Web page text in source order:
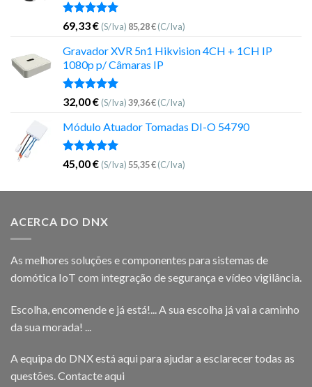
Avaliação
5.00
de 5
69,33€ (S/Iva) 85,28€(C/Iva)
Gravador XVR 5n1 Hikvision 4CH + 1CH IP
1080p p/ Câmaras IP
Avaliação
5.00
de 5
32,00€ (S/Iva)39,36€(C/Iva)
Módulo Atuador Tomadas DI-O 54790
Avaliação
5.00
de 5
45,00€ (S/Iva)55,35€(C/Iva)
ACERCA DO DNX
As melhores soluções e componentes para sistemas de
domótica IoT com integração de segurança e vídeo vigilância.
Escolha, encomende e já está!... A sua escolha já vai a caminho
da sua morada! ...
A equipa do DNX está aqui para ajudar a esclarecer todas as
questões.Contacte aqui